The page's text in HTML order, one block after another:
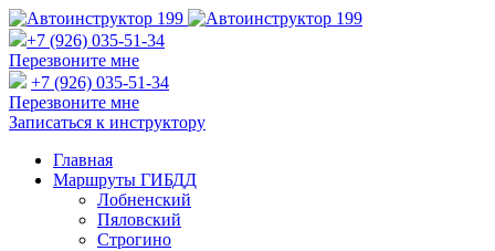
+7 (926) 035-51-34
Перезвоните мне
+7 (926) 035-51-34
Перезвоните мне
Записаться к инструктору
Главная
Маршруты ГИБДД
Лобненский
Пяловский
Строгино